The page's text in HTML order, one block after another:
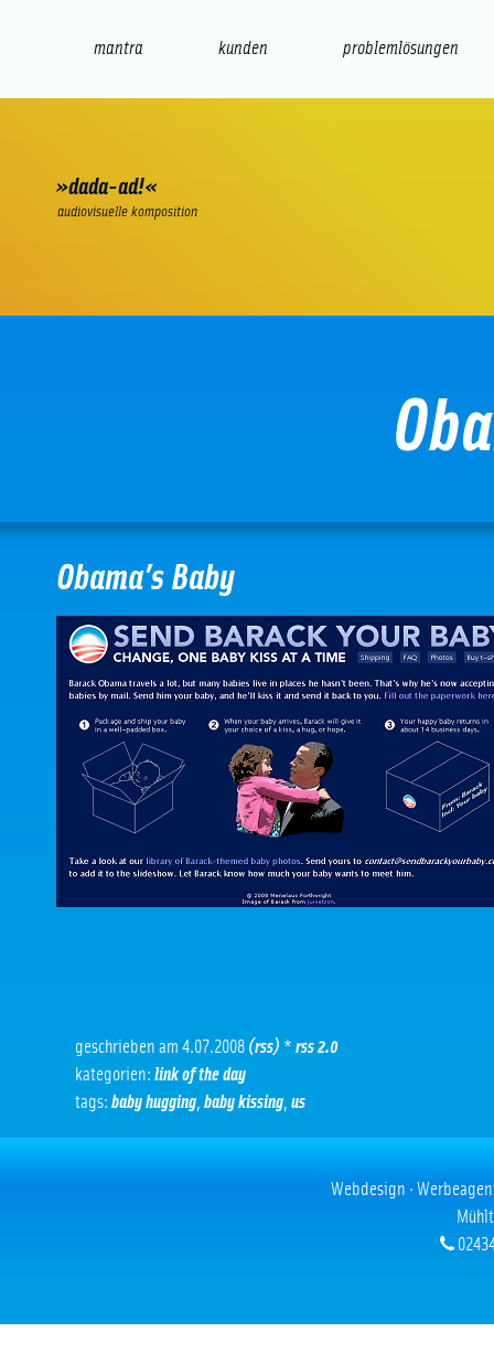
mantra kunden problemlösungen
»dada-ad!«
audiovisuelle komposition
Obama’s Baby
geschrieben am 4.07.2008 (rss) * rss 2.0
kategorien: link of the day
tags: baby hugging baby kissing us
Webdesign ·